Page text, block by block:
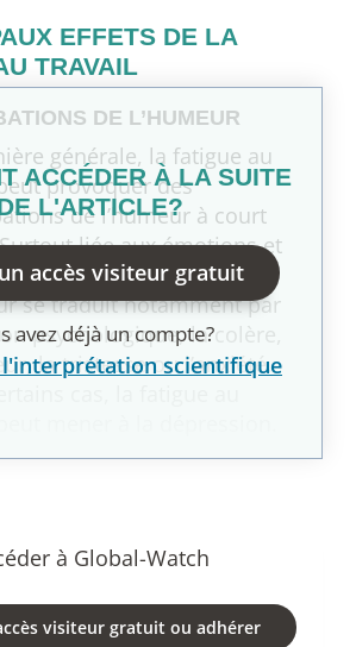
EFFETS DE LA
TRAVAIL
DE L’HUMEUR
générale, la fatigue au
provoquer des
de l’humeur à court
liée aux émotions et
à court terme,
se traduit notamment par
psychologique, la colère,
la tristesse ou l’anxiété.
ACCÉDER À LA SUITE
L'ARTICLE?
accès visiteur gratuit
avez déjà un compte?
l'interprétation scientifique
à Global-Watch
visiteur gratuit ou adhérer